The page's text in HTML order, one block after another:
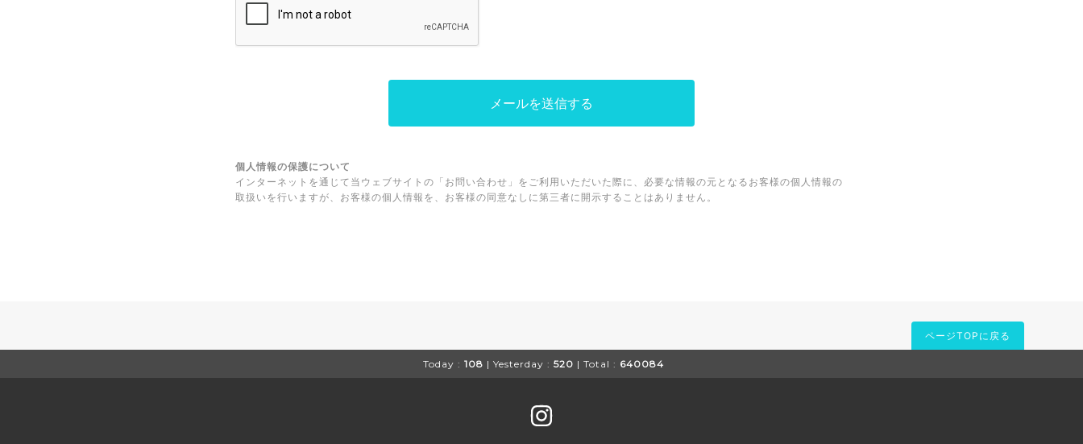
個人情報の保護について
インターネットを通じて当ウェブサイトの「お問い合わせ」をご利用いただいた際に、必要な情報の元となるお客様の個人情報の
取扱いを行いますが、お客様の個人情報を、お客様の同意なしに第三者に開示することはありません。
ページTOPに戻る
Today : 108 | Yesterday : 520 | Total : 640084